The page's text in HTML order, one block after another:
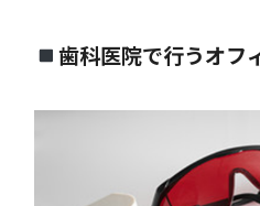
歯科医院で行うオフ